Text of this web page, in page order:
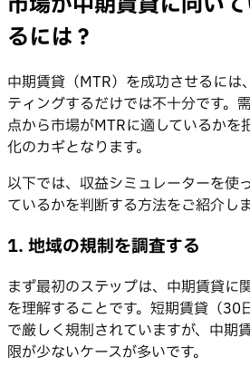
るには？
中期賃貸（MTR）を成功させるには
ティングするだけでは不十分です。
点から市場がMTRに適しているかを
化のカギとなります。
以下では、収益シミュレーターを使
ているかを判断する方法をご紹介しま
1. 地域の規制を調査する
まず最初のステップは、中期賃貸に
を理解することです。短期賃貸（30
で厳しく規制されていますが、中期
限が少ないケースが多いです。